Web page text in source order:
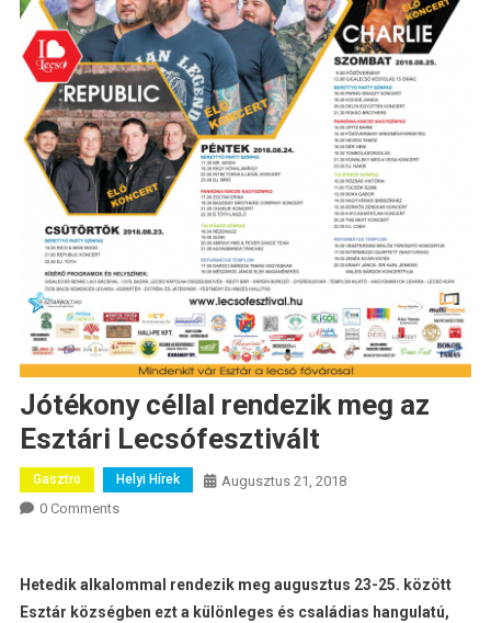
Jótékony céllal rendezik meg az
Esztári Lecsófesztivált
Gasztro Helyi Hírek
Augusztus 21, 2018
0 Comments
Hetedik alkalommal rendezik meg augusztus 23-25. között
Esztár községben ezt a különleges és családias hangulatú,